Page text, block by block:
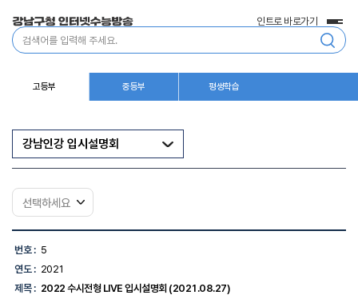
통
합
인트로 바로가기
전
체
메
고등부 중등부 평생학습
강남인강 입시설명회
남
강
입
번호 : 5
연도 : 2021
제목 : 2022 수시전형 LIVE 입시설명회 (2021.08.27)